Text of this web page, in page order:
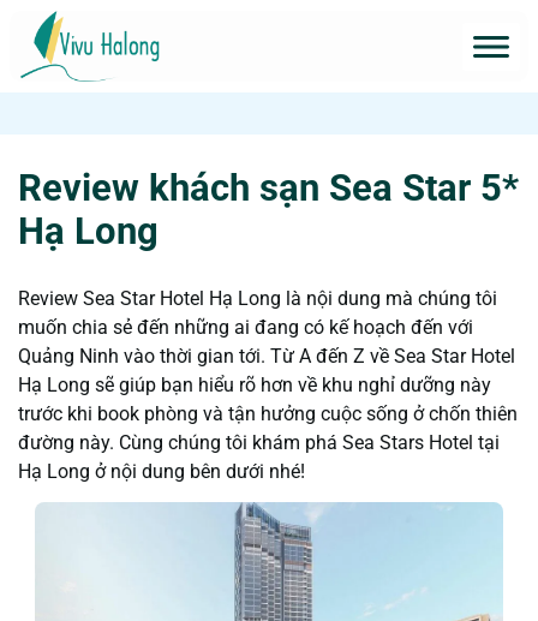
Review khách sạn Sea Star 5*
Hạ Long
Review Sea Star Hotel Hạ Long là nội dung mà chúng tôi
muốn chia sẻ đến những ai đang có kế hoạch đến với
Quảng Ninh vào thời gian tới. Từ A đến Z về Sea Star Hotel
Hạ Long sẽ giúp bạn hiểu rõ hơn về khu nghỉ dưỡng này
trước khi book phòng và tận hưởng cuộc sống ở chốn thiên
đường này. Cùng chúng tôi khám phá Sea Stars Hotel tại
Hạ Long ở nội dung bên dưới nhé!